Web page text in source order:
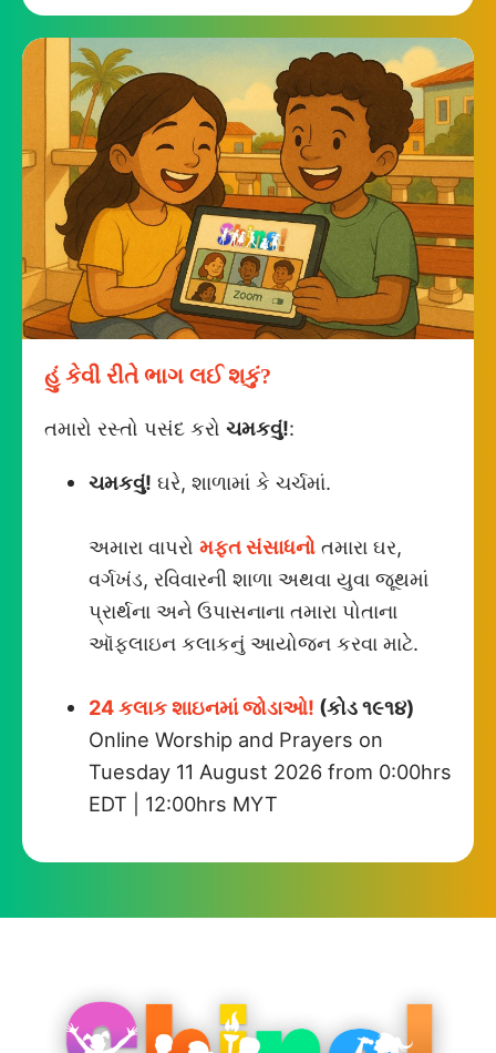
હું કેવી રીતે ભાગ લઈ શકું?
તમારો રસ્તો પસંદ કરો ચમકવું!:
ચમકવું! ઘરે, શાળામાં કે ચર્ચમાં.
અમારા વાપરો મફત સંસાધનો તમારા ઘર,
વર્ગખંડ, રવિવારની શાળા અથવા યુવા જૂથમાં
પ્રાર્થના અને ઉપાસનાના તમારા પોતાના
ઑફલાઇન કલાકનું આયોજન કરવા માટે.
24 કલાક શાઇનમાં જોડાઓ! (કોડ ૧૯૧૪)
Online Worship and Prayers on
Tuesday 11 August 2026 from 0:00hrs
EDT | 12:00hrs MYT